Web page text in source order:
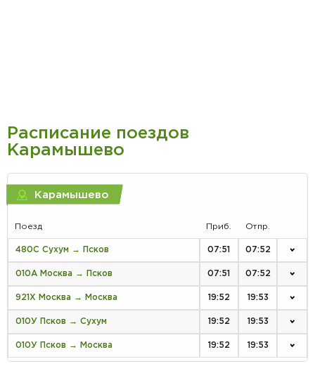
Расписание поездов
Карамышево
Карамышево
Поезд Приб. Отпр.
480С Сухум → Псков 07:51 07:52
010А Москва → Псков 07:51 07:52
921Х Москва → Москва 19:52 19:53
010У Псков → Сухум 19:52 19:53
010У Псков → Москва 19:52 19:53